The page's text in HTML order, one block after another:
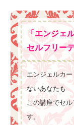
「エンジェ
セルフリー
エンジェルカ
ないあなたも
この講座でセ
す。